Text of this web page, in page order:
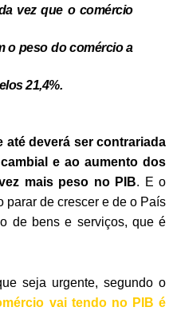
vez que o comércio
o peso do comércio a
21,4%.
até deverá ser contrariada
e ao aumento dos
mais peso no PIB. E o
parar de crescer e de o País
de bens e serviços, que é
seja urgente, segundo o
vai tendo no PIB é